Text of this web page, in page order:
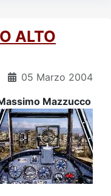
ALTO
05 Marzo 2004
Mazzucco